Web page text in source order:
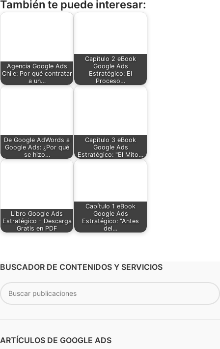
También te puede interesar:
Agencia Google Ads
Chile: Por qué contratar
a un…
Capítulo 2 eBook
Google Ads
Estratégico: El
Proceso…
De Google AdWords a
Google Ads: ¿Por qué
se hizo…
Capítulo 3 eBook
Google Ads
Estratégico: "El Mito…
Libro Google Ads
Estratégico - Descarga
Gratis en PDF
Capítulo 1 eBook
Google Ads
Estratégico: "Antes
del…
BUSCADOR DE CONTENIDOS Y SERVICIOS
ARTÍCULOS DE GOOGLE ADS